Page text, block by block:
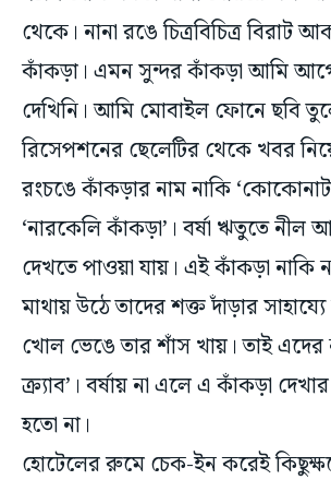
কাঁকড়া। এমন সুন্দর কাঁকড়া আমি
দেখিনি। আমি মোবাইল ফোনে ছবি
রিসেপশনের ছেলেটির থেকে খবর
রংচঙে কাঁকড়ার নাম নাকি ‘কোকোনাট
‘নারকেলি কাঁকড়া’। বর্ষা ঋতুতে নীল
দেখতে পাওয়া যায়। এই কাঁকড়া নাকি
মাথায় উঠে তাদের শক্ত দাঁড়ার
খোল ভেঙে তার শাঁস খায়। তাই এদের
ক্র্যাব’। বর্ষায় না এলে এ কাঁকড়া
হতো না।
হোটেলের রুমে চেক-ইন করেই
বেরিয়ে পড়লাম। আমার গন্তব্য নীল